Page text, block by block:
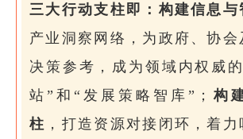
三大行动支柱即：构建信息与
产业洞察网络，为政府、协
决策参考，成为领域内权威
站”和“发展策略智库”； 构
柱 ，打造资源对接闭环，着